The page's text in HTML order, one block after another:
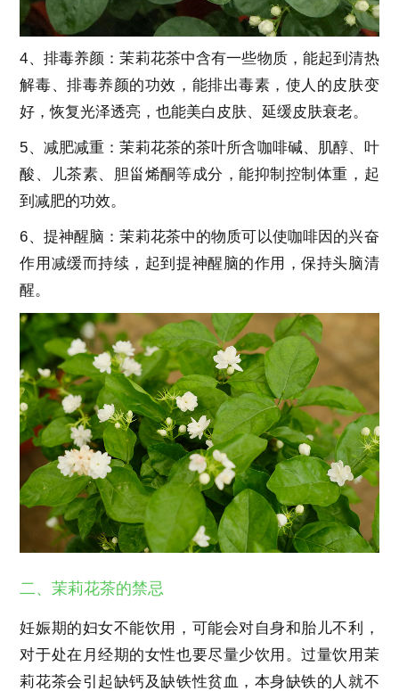
4、排毒养颜：茉莉花茶中含有一些物质，能起到清热
解毒、排毒养颜的功效，能排出毒素，使人的皮肤变
好，恢复光泽透亮，也能美白皮肤、延缓皮肤衰老。
5、减肥减重：茉莉花茶的茶叶所含咖啡碱、肌醇、叶
酸、儿茶素、胆甾烯酮等成分，能抑制控制体重，起
到减肥的功效。
6、提神醒脑：茉莉花茶中的物质可以使咖啡因的兴奋
作用减缓而持续，起到提神醒脑的作用，保持头脑清
醒。
二、茉莉花茶的禁忌
妊娠期的妇女不能饮用，可能会对自身和胎儿不利，
对于处在月经期的女性也要尽量少饮用。过量饮用茉
莉花茶会引起缺钙及缺铁性贫血，本身缺铁的人就不